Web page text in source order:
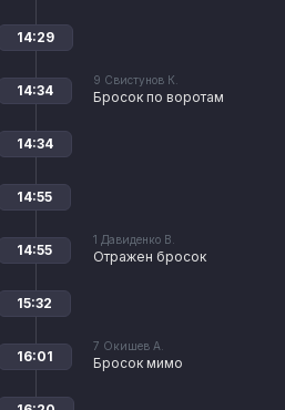
14:29
9 Свистунов К.
Бросок по воротам
14:34
14:34
14:55
1 Давиденко В.
Отражен бросок
14:55
15:32
7 Окишев А.
Бросок мимо
16:01